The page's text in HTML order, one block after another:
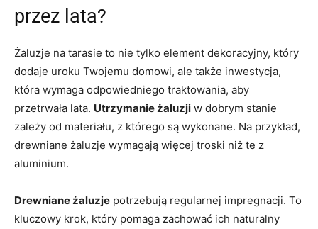
przez lata?
Żaluzje na tarasie to nie tylko element dekoracyjny, który
dodaje uroku Twojemu domowi, ale także inwestycja,
która wymaga odpowiedniego traktowania, aby
przetrwała lata. Utrzymanie żaluzji w dobrym stanie
zależy od materiału, z którego są wykonane. Na przykład,
drewniane żaluzje wymagają więcej troski niż te z
aluminium.
Drewniane żaluzje potrzebują regularnej impregnacji. To
kluczowy krok, który pomaga zachować ich naturalny